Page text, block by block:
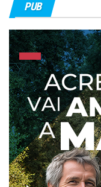
PUB